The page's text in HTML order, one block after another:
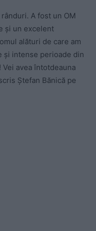
A fost un OM
și un excelent
alături de care am
și intense perioade din
avea întotdeauna
Ștefan Bănică pe